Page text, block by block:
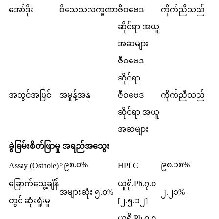
အော်ဒိုး ဝိသေသလက္ခဏာဇီဝဗေဒ
ဆိုင်ရာ အယူ
အဆများ
ကိုက်ညီသည်
အသွင်အပြင် အမှုန့်အနု
ဇီဝဗေဒ
ဆိုင်ရာ
ဇီဝဗေဒ
ဆိုင်ရာ အယူ
အဆများ
ကိုက်ညီသည်
ခွဲခြမ်းစိတ်ဖြာမှု အရည်အသွေး
Assay (Osthole)≥၉၈.၀% HPLC ၉၈.၁၈%
ခြောက်သွေ့ချိန်
တွင် ဆုံးရှုံးမှု
အများဆုံး ၅.၀%
ယူရို.Ph.၇.၀
[၂.၅.၁၂]
၂.၂၁%